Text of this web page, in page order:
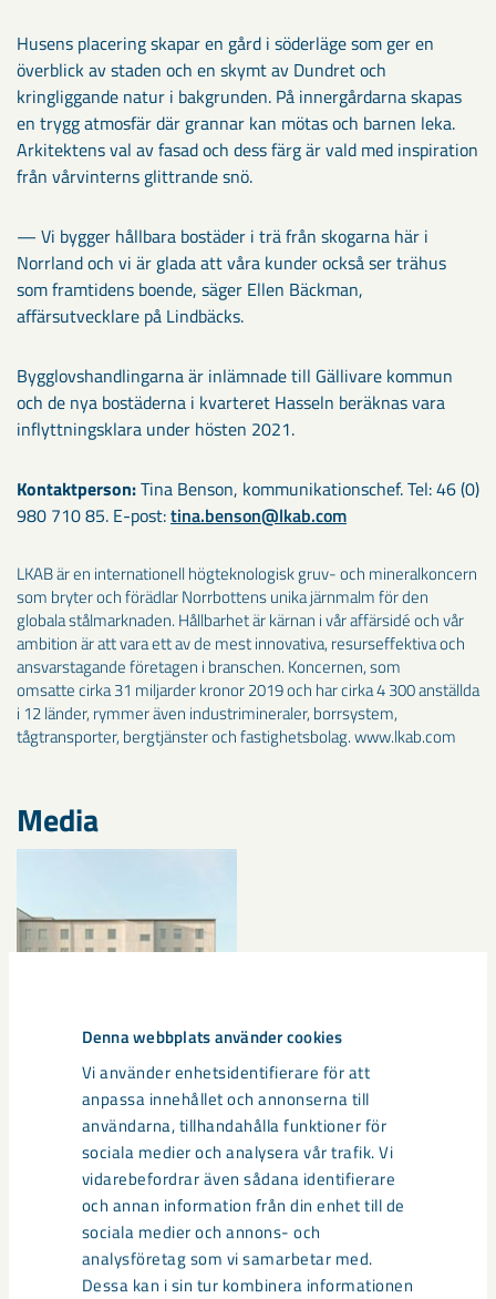
Denna webbplats använder cookies
Vi använder enhetsidentifierare för att
anpassa innehållet och annonserna till
användarna, tillhandahålla funktioner för
sociala medier och analysera vår trafik. Vi
vidarebefordrar även sådana identifierare
och annan information från din enhet till de
sociala medier och annons- och
analysföretag som vi samarbetar med.
Dessa kan i sin tur kombinera informationen
Husens placering skapar en gård i söderläge som ger en
överblick av staden och en skymt av Dundret och
kringliggande natur i bakgrunden. På innergårdarna skapas
en trygg atmosfär där grannar kan mötas och barnen leka.
Arkitektens val av fasad och dess färg är vald med inspiration
från vårvinterns glittrande snö.
— Vi bygger hållbara bostäder i trä från skogarna här i
Norrland och vi är glada att våra kunder också ser trähus
som framtidens boende, säger Ellen Bäckman,
affärsutvecklare på Lindbäcks.
Bygglovshandlingarna är inlämnade till Gällivare kommun
och de nya bostäderna i kvarteret Hasseln beräknas vara
inflyttningsklara under hösten 2021.
Kontaktperson:Tina Benson, kommunikationschef. Tel: 46 (0)
980 710 85. E-post:tina.benson@lkab.com
LKAB är en internationell högteknologisk gruv- och mineralkoncern
som bryter och förädlar Norrbottens unika järnmalm för den
globala stålmarknaden. Hållbarhet är kärnan i vår affärsidé och vår
ambition är att vara ett av de mest innovativa, resurseffektiva och
ansvarstagande företagen i branschen. Koncernen, som
omsatte cirka 31 miljarder kronor 2019 och har cirka 4 300 anställda
i 12 länder, rymmer även industrimineraler, borrsystem,
tågtransporter, bergtjänster och fastighetsbolag. www.lkab.com
Media
Documents
Pressmeddelande – 60 nya lägenheter i Gällivar